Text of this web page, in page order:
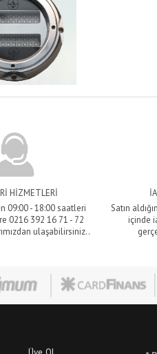
HİZMETLERİ
09:00 - 18:00 saatleri
0216 392 16 71 - 72
ulaşabilirsiniz..
Satın
içinde